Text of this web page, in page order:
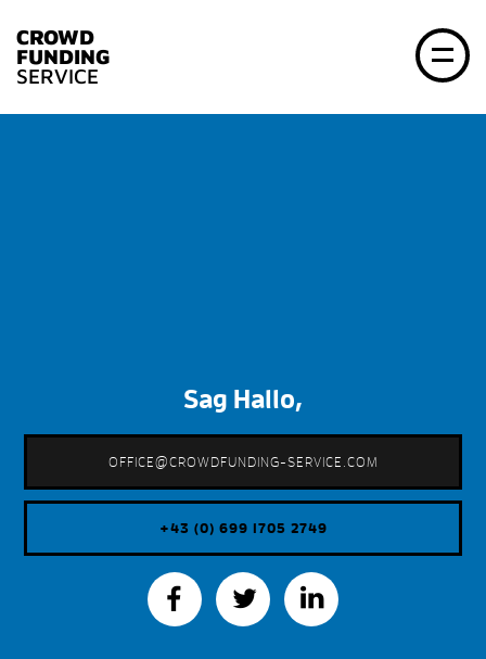
CROWD
FUNDING
SERVICE
Sag Hallo,
OFFICE@CROWDFUNDING-SERVICE.COM
+43 (0) 699 1705 2749